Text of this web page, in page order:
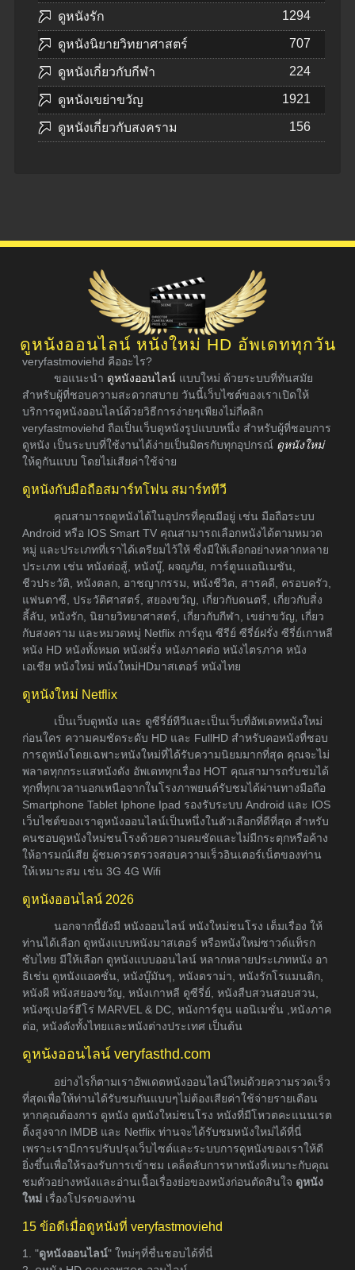
ดูหนังรัก 1294
ดูหนังนิยายวิทยาศาสตร์ 707
ดูหนังเกี่ยวกับกีฬา 224
ดูหนังเขย่าขวัญ 1921
ดูหนังเกี่ยวกับสงคราม 156
ดูหนังออนไลน์ หนังใหม่ HD อัพเดททุกวัน
veryfastmoviehd คืออะไร?
ขอแนะนำ ดูหนังออนไลน์ แบบใหม่ ด้วยระบบที่ทันสมัย
สำหรับผู้ที่ชอบความสะดวกสบาย วันนี้เว็บไซต์ของเราเปิดให้
บริการดูหนังออนไลน์ด้วยวิธีการง่ายๆเพียงไม่กี่คลิก
veryfastmoviehd ถือเป็นเว็บดูหนังรูปแบบหนึ่ง สำหรับผู้ที่ชอบการ
ดูหนัง เป็นระบบที่ใช้งานได้ง่ายเป็นมิตรกับทุกอุปกรณ์ ดูหนังใหม่
ให้ดูกันแบบ โดยไม่เสียค่าใช้จ่าย
ดูหนังกับมือถือสมาร์ทโฟน สมาร์ททีวี
คุณสามารถดูหนังได้ในอุปกรที่คุณมีอยู่ เช่น มือถือระบบ
Android หรือ IOS Smart TV คุณสามารถเลือกหนังได้ตามหมวด
หมู่ และประเภทที่เราได้เตรียมไว้ให้ ซึ่งมีให้เลือกอย่างหลากหลาย
ประเภท เช่น หนังต่อสู้, หนังบู๊, ผจญภัย, การ์ตูนแอนิเมชัน,
ชีวประวัติ, หนังตลก, อาชญากรรม, หนังชีวิต, สารคดี, ครอบครัว,
แฟนตาซี, ประวัติศาสตร์, สยองขวัญ, เกี่ยวกับดนตรี, เกี่ยวกับสิ่ง
ลี้ลับ, หนังรัก, นิยายวิทยาศาสตร์, เกี่ยวกับกีฬา, เขย่าขวัญ, เกี่ยว
กับสงคราม และหมวดหมู่ Netflix การ์ตูน ซีรีย์ ซีรี่ย์ฝรั่ง ซีรี่ย์เกาหลี
หนัง HD หนังทั้งหมด หนังฝรั่ง หนังภาคต่อ หนังไตรภาค หนัง
เอเชีย หนังใหม่ หนังใหม่HDมาสเตอร์ หนังไทย
ดูหนังใหม่ Netflix
เป็นเว็บดูหนัง และ ดูซีรี่ย์ทีวีและเป็นเว็บที่อัพเดทหนังใหม่
ก่อนใคร ความคมชัดระดับ HD และ FullHD สำหรับคอหนังที่ชอบ
การดูหนังโดยเฉพาะหนังใหม่ที่ได้รับความนิยมมากที่สุด คุณจะไม่
พลาดทุกกระแสหนังดัง อัพเดททุกเรื่อง HOT คุณสามารถรับชมได้
ทุกที่ทุกเวลานอกเหนือจากในโรงภาพยนต์รับชมได้ผ่านทางมือถือ
Smartphone Tablet Iphone Ipad รองรับระบบ Android และ IOS
เว็บไซต์ของเราดูหนังออนไลน์เป็นหนึ่งในตัวเลือกที่ดีที่สุด สำหรับ
คนชอบดูหนังใหม่ชนโรงด้วยความคมชัดและไม่มีกระตุกหรือค้าง
ให้อารมณ์เสีย ผู้ชมควรตรวจสอบความเร็วอินเตอร์เน็ตของท่าน
ให้เหมาะสม เช่น 3G 4G Wifi
ดูหนังออนไลน์ 2026
นอกจากนี้ยังมี หนังออนไลน์ หนังใหม่ชนโรง เต็มเรื่อง ให้
ท่านได้เลือก ดูหนังแบบหนังมาสเตอร์ หรือหนังใหม่ซาวด์แท็รก
ซับไทย มีให้เลือก ดูหนังแบบออนไลน์ หลากหลายประเภทหนัง อา
ธิเช่น ดูหนังแอคชั่น, หนังบู๊มันๆ, หนังดราม่า, หนังรักโรแมนติก,
หนังผี หนังสยองขวัญ, หนังเกาหลี ดูซีรี่ย์, หนังสืบสวนสอบสวน,
หนังซุเปอร์ฮีโร่ MARVEL & DC, หนังการ์ตูน แอนิเมชั่น ,หนังภาค
ต่อ, หนังดังทั้งไทยและหนังต่างประเทศ เป็นต้น
ดูหนังออนไลน์ veryfasthd.com
อย่างไรก็ตามเราอัพเดตหนังออนไลน์ใหม่ด้วยความรวดเร็ว
ที่สุดเพื่อให้ท่านได้รับชมกันแบบๆไม่ต้องเสียค่าใช้จ่ายรายเดือน
หากคุณต้องการ ดูหนัง ดูหนังใหม่ชนโรง หนังที่มีโหวตคะแนนเรต
ติ้งสูงจาก IMDB และ Netflix ท่านจะได้รับชมหนังใหม่ได้ที่นี่
เพราะเรามีการปรับปรุงเว็บไซต์และระบบการดูหนังของเราให้ดี
ยิ่งขึ้นเพื่อให้รองรับการเข้าชม เคล็ดลับการหาหนังที่เหมาะกับคุณ
ชมตัวอย่างหนังและอ่านเนื้อเรื่องย่อของหนังก่อนตัดสินใจ ดูหนัง
ใหม่ เรื่องโปรดของท่าน
15 ข้อดีเมื่อดูหนังที่ veryfastmoviehd
1. "ดูหนังออนไลน์" ใหม่ๆที่ชื่นชอบได้ที่นี่